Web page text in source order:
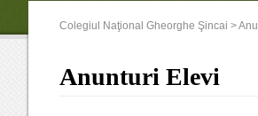
Colegiul Naţional Gheorghe Şincai >
Anunturi Elevi